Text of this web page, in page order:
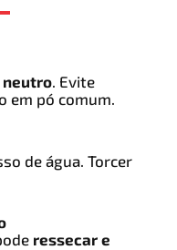
neutro . Evite
em pó comum.
de água. Torcer
ressecar e